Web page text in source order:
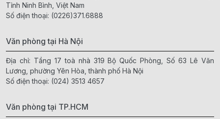
Tỉnh Ninh Bình, Việt Nam
Số điện thoại: (0226)371.6888
Văn phòng tại Hà Nội
Địa chỉ: Tầng 17 toà nhà 319 Bộ Quốc Phòng, Số 63 Lê Văn
Lương, phường Yên Hòa, thành phố Hà Nội
Số điện thoại: (024) 3513 4657
Văn phòng tại TP.HCM